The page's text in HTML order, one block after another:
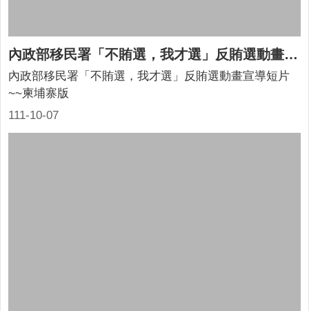
內政部移民署「不賄選，我才選」反賄選動畫宣導短片~~柬埔寨版
111-10-07
內政部移民署「不賄選，我才選」反賄選動畫宣導短片
~~柬埔寨版